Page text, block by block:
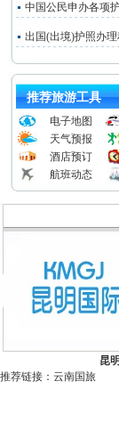
中国公民申办各项
出国(出境)护照办
推荐旅游工具
电子地图
天气预报
酒店预订
航班动态
昆
推荐链接： 云南国旅